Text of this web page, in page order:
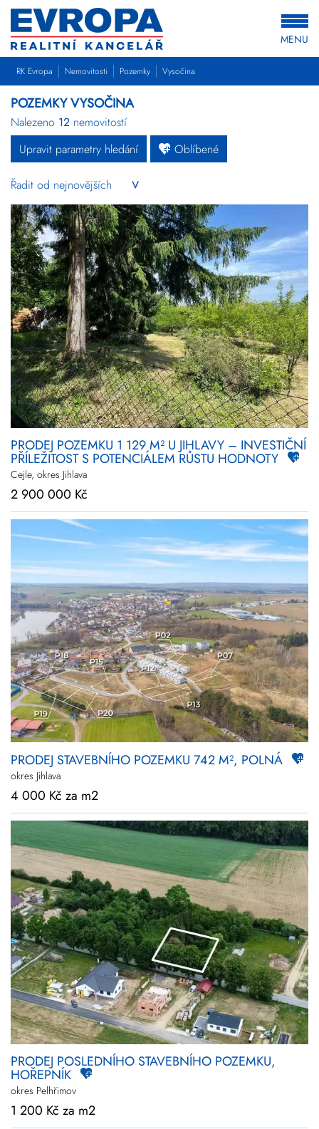
MENU
RK Evropa Nemovitosti Pozemky Vysočina
POZEMKY VYSOČINA
Nalezeno 12 nemovitostí
Upravit parametry hledání
Oblíbené
PRODEJ POZEMKU 1 129 M² U JIHLAVY – INVESTIČNÍ
PŘÍLEŽITOST S POTENCIÁLEM RŮSTU HODNOTY
Cejle, okres Jihlava
2 900 000 Kč
PRODEJ STAVEBNÍHO POZEMKU 742 M², POLNÁ
okres Jihlava
4 000 Kč za m2
PRODEJ POSLEDNÍHO STAVEBNÍHO POZEMKU,
HOŘEPNÍK
okres Pelhřimov
1 200 Kč za m2
Byty Domy Pozemky
Komerční Ostatní Developerské
projekty
Novinky Zlevněné
Prodej Pronájem Vše
Kraj Vysočina
Upřesnit
lokalitu
Cena